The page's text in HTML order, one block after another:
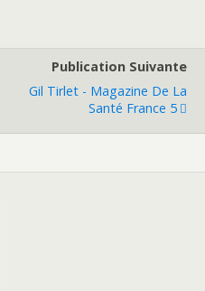
Publication Suivante
Gil Tirlet - Magazine De La
Santé France 5